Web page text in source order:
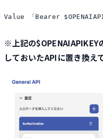
Value 「Bearer
※上記の$OPENAIAPIKEY
しておいたAPIに置き換え